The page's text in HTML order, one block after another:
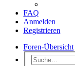
FAQ
Anmelden
Registrieren
Foren-Übersicht